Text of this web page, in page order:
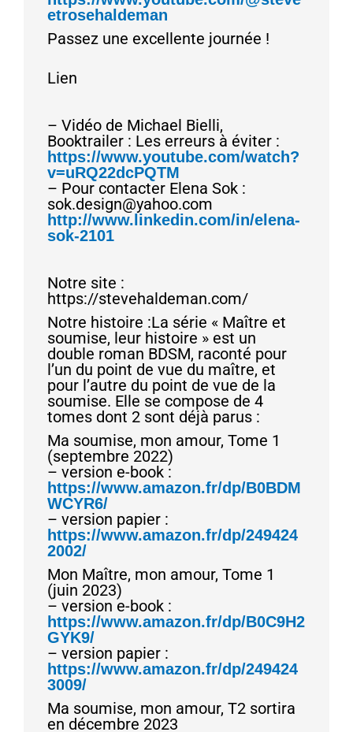
etrosehaldeman
Passez une excellente journée !
Lien
– Vidéo de Michael Bielli,
Booktrailer : Les erreurs à éviter :
https://www.youtube.com/watch?
v=uRQ22dcPQTM
– Pour contacter Elena Sok :
sok.design@yahoo.com
http://www.linkedin.com/in/elena-
sok-2101
Notre site :
https://stevehaldeman.com/
Notre histoire :La série « Maître et
soumise, leur histoire » est un
double roman BDSM, raconté pour
l’un du point de vue du maître, et
pour l’autre du point de vue de la
soumise. Elle se compose de 4
tomes dont 2 sont déjà parus :
Ma soumise, mon amour, Tome 1
(septembre 2022)
– version e-book :
https://www.amazon.fr/dp/B0BDM
WCYR6/
– version papier :
https://www.amazon.fr/dp/249424
2002/
Mon Maître, mon amour, Tome 1
(juin 2023)
– version e-book :
https://www.amazon.fr/dp/B0C9H2
GYK9/
– version papier :
https://www.amazon.fr/dp/249424
3009/
Ma soumise, mon amour, T2 sortira
en décembre 2023